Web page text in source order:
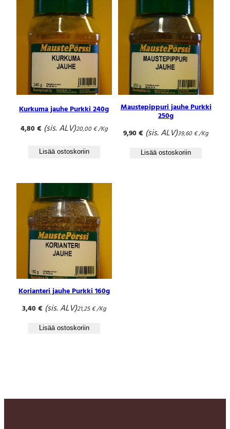
Kurkuma jauhe Purkki 240g
4,80€ (sis. ALV)20,00€/Kg
Lisää ostoskoriin
Maustepippuri jauhe Purkki
250g
9,90€ (sis. ALV)39,60€/Kg
Lisää ostoskoriin
Korianteri jauhe Purkki 160g
3,40€ (sis. ALV)21,25€/Kg
Lisää ostoskoriin